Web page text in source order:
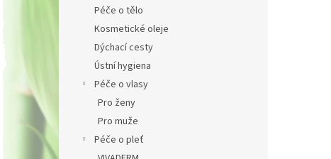
Péče o tělo
Kosmetické oleje
Dýchací cesty
Ústní hygiena
Péče o vlasy
Pro ženy
Pro muže
Péče o pleť